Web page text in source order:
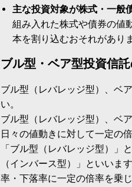
主な投資対象が株式・一般
組み入れた株式や債券の値
本を割り込むおそれがあり
ブル型・ベア型投資信
ブル型（レバレッジ型）、ベ
い。
ブル型（レバレッジ型）、ベ
日々の値動きに対して一定の
「ブル型（レバレッジ型）」
（インバース型）」といいま
率・下落率に一定の倍率を乗